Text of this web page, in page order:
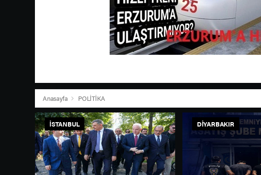
Anasayfa POLİTİKA
İSTANBUL DIYARBAKIR